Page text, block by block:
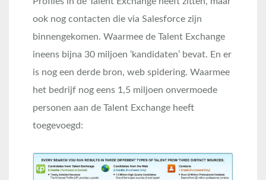
ook nog contacten die via Salesforce zijn
binnengekomen. Waarmee de Talent Exchange
ineens bijna 30 miljoen ‘kandidaten’ bevat. En er
is nog een derde bron, web spidering. Waarmee
het bedrijf nog eens 1,5 miljoen onvermoede
personen aan de Talent Exchange heeft
toegevoegd: